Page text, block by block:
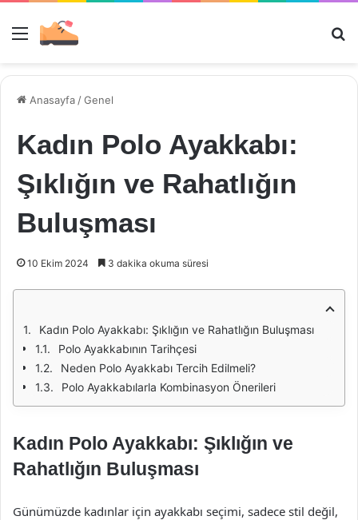
Menü
Anasayfa /Genel
Kadın Polo Ayakkabı:
Şıklığın ve Rahatlığın
Buluşması
10 Ekim 2024 3 dakika okuma süresi
Kadın Polo Ayakkabı: Şıklığın ve Rahatlığın Buluşması
Polo Ayakkabının Tarihçesi
Neden Polo Ayakkabı Tercih Edilmeli?
Polo Ayakkabılarla Kombinasyon Önerileri
Kadın Polo Ayakkabı: Şıklığın ve
Rahatlığın Buluşması
Günümüzde kadınlar için ayakkabı seçimi, sadece stil değil,